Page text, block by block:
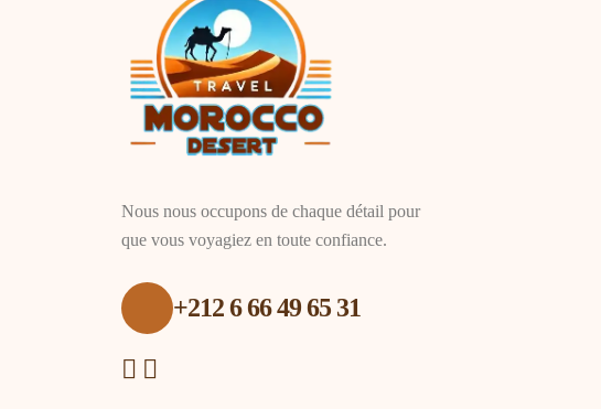
Nous nous occupons de chaque détail pour
que vous voyagiez en toute confiance.
+212 6 66 49 65 31